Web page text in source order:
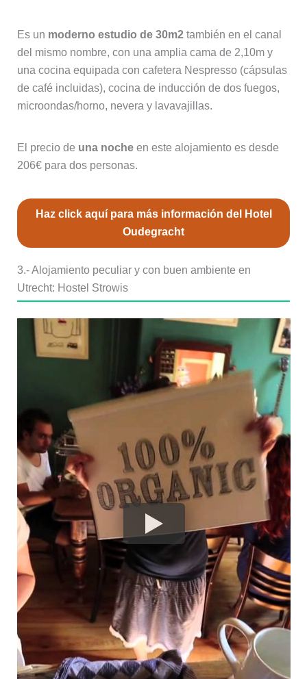
Es un moderno estudio de 30m2también en el canal
del mismo nombre, con una amplia cama de 2,10m y
una cocina equipada con cafetera Nespresso (cápsulas
de café incluidas), cocina de inducción de dos fuegos,
microondas/horno, nevera y lavavajillas.
El precio de una nocheen este alojamiento es desde
206€ para dos personas.
Haz click aquí para más información del Hotel
Oudegracht
3.- Alojamiento peculiar y con buen ambiente en
Utrecht: Hostel Strowis